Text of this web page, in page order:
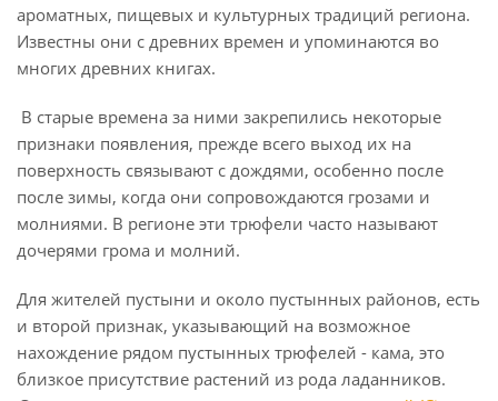
ароматных, пищевых и культурных традиций региона.
Известны они с древних времен и упоминаются во
многих древних книгах.
В старые времена за ними закрепились некоторые
признаки появления, прежде всего выход их на
поверхность связывают с дождями, особенно после
после зимы, когда они сопровождаются грозами и
молниями. В регионе эти трюфели часто называют
дочерями грома и молний.
Для жителей пустыни и около пустынных районов, есть
и второй признак, указывающий на возможное
нахождение рядом пустынных трюфелей - кама, это
близкое присутствие растений из рода ладанников.